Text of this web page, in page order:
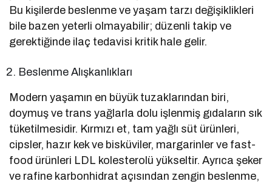
Bu kişilerde beslenme ve yaşam tarzı değişiklikleri
bile bazen yeterli olmayabilir; düzenli takip ve
gerektiğinde ilaç tedavisi kritik hale gelir.
Beslenme Alışkanlıkları
Modern yaşamın en büyük tuzaklarından biri,
doymuş ve trans yağlarla dolu işlenmiş gıdaların sık
tüketilmesidir. Kırmızı et, tam yağlı süt ürünleri,
cipsler, hazır kek ve bisküviler, margarinler ve fast-
food ürünleri LDL kolesterolü yükseltir. Ayrıca şeker
ve rafine karbonhidrat açısından zengin beslenme,